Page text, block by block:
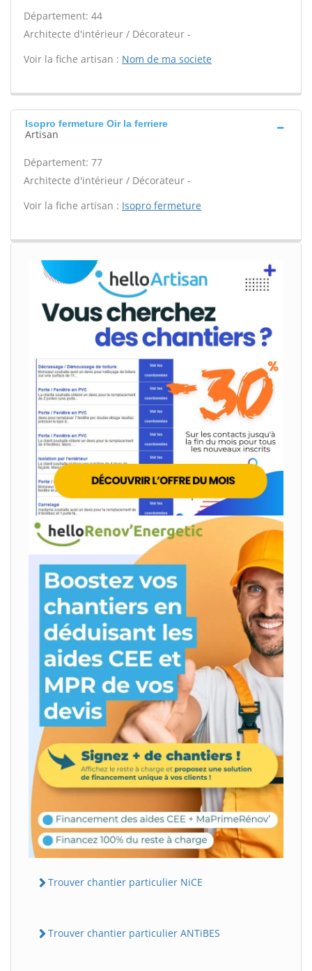
Département: 44
Architecte d'intérieur / Décorateur -
Voir la fiche artisan : Nom de ma societe
Isopro fermeture Oir la ferriere
Artisan
Département: 77
Architecte d'intérieur / Décorateur -
Voir la fiche artisan : Isopro fermeture
Trouver chantier particulier NiCE
Trouver chantier particulier ANTiBES